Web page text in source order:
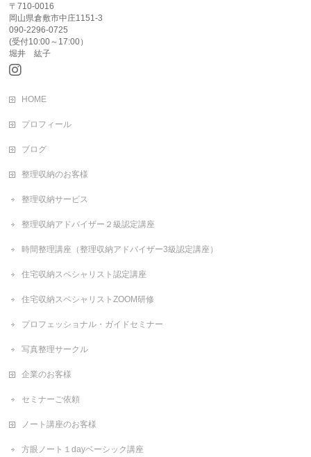
〒710-0016
岡山県倉敷市中庄1151-3
090-2296-0725
(受付10:00～17:00）
堀井 紘子
HOME
プロフィール
ブログ
整理収納のお客様
整理収納サービス
整理収納アドバイザー２級認定講座
時間整理講座（整理収納アドバイザー3級認定講座）
住宅収納スペシャリスト認定講座
住宅収納スペシャリストZOOM研修
プロフェッショナル・ガイドセミナー
写真整理サークル
企業のお客様
セミナーご依頼
ノート講座のお客様
方眼ノート１dayベーシック講座